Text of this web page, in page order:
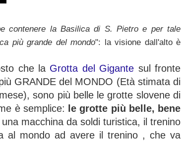
contenere la Basilica di S. Pietro e per tale
più grande del mondo": la visione dall'alto è
che la Grotta del Gigante sul fronte
GRANDE del MONDO (Età stimata di
sono più belle le grotte slovene di
è semplice:
le grotte più belle, bene
macchina da soldi turistica, il trenino
al mondo ad avere il trenino , che va